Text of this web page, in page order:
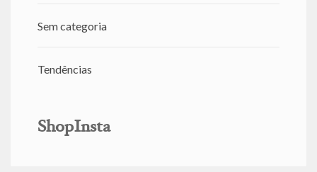
Sem categoria
Tendências
ShopInsta